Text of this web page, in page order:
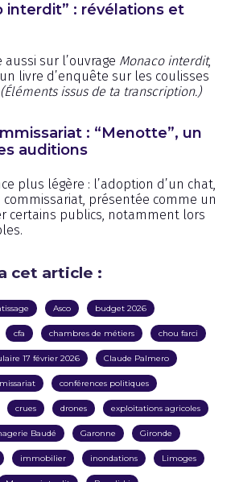
interdit” : révélations et
aussi sur l’ouvrage Monaco interdit,
livre d’enquête sur les coulisses
(Éléments issus de ta transcription.)
: “Menotte”, un
auditions
plus légère : l’adoption d’un chat,
commissariat, présentée comme un
certains publics, notamment lors
cet article :
Asco budget 2026
cfa chambres de métiers chou farci
17 février 2026 Claude Palmero
conférences politiques
crues drones exploitations agricoles
Baudé Garonne Gironde
immobilier inondations Limoges